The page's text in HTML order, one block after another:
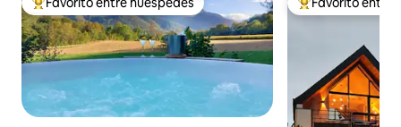
Favorito entre huéspedes preferido Favorito entre